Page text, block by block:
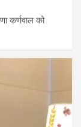
कर्णवाल को